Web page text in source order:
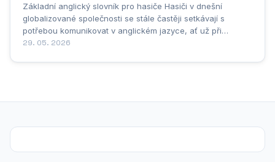
Základní anglický slovník pro hasiče Hasiči v dnešní
globalizované společnosti se stále častěji setkávají s
potřebou komunikovat v anglickém jazyce, ať už při
mezinárodních cvičeních, koordinaci s kolegy z jiných zemí
29. 05. 2026